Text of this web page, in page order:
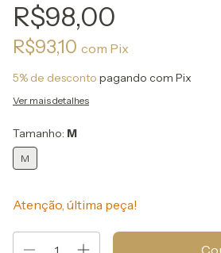
R$98,00
R$93,10 com Pix
5% de desconto pagando com Pix
Ver mais detalhes
Tamanho: M
M
Atenção, última peça!